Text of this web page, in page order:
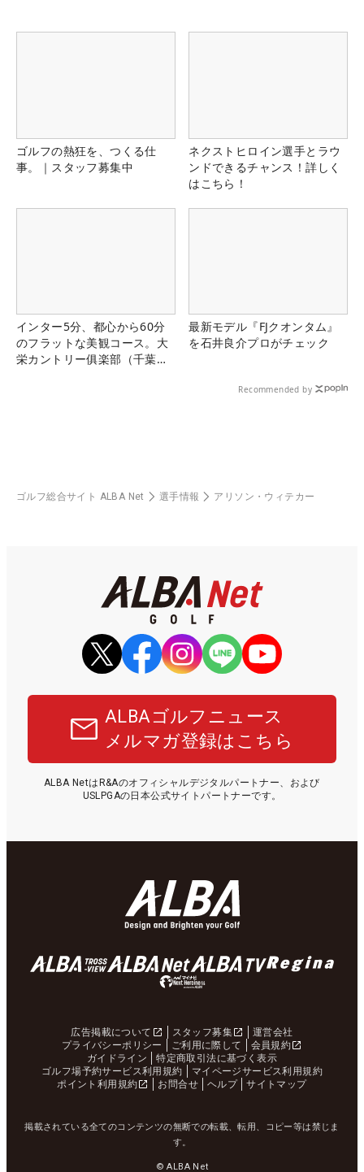
ゴルフの熱狂を、つくる仕
事。｜スタッフ募集中
ネクストヒロイン選手とラウ
ンドできるチャンス！詳しく
はこちら！
インター5分、都心から60分
のフラットな美観コース。大
栄カントリー俱楽部（千葉
最新モデル『FJクオンタム』
を石井良介プロがチェック
Recommended by
ゴルフ総合サイト ALBA Net 選手情報 アリソン・ウィテカー
ALBAゴルフニュース
メルマガ登録はこちら
ALBA NetはR&Aのオフィシャルデジタルパートナー、および
USLPGAの日本公式サイトパートナーです。
広告掲載について スタッフ募集
運営会社
プライバシーポリシー
ご利用に際して
会員規約
ガイドライン
特定商取引法に基づく表示
ゴルフ場予約サービス利用規約
マイページサービス利用規約
ポイント利用規約
お問合せ ヘルプ サイトマップ
掲載されている全てのコンテンツの無断での転載、転用、コピー等は禁じま
す。
© ALBA Net